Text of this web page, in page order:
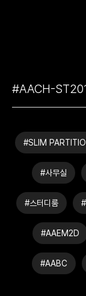
#SLIM
#사무실
#스터디룸
#AAEM2D
#AABC